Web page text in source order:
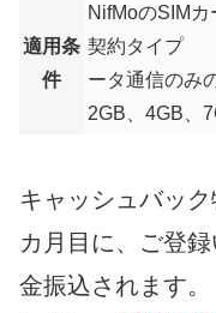
適用条
件
NifMoのSIM
契約タイ
ータ通信のみ
2GB、4GB、
キャッシュバッ
カ月目に、ご登
金振込されます。